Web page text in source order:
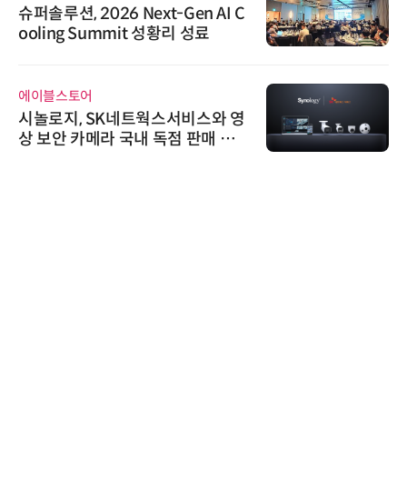
슈퍼솔루션, 2026 Next-Gen AI C
ooling Summit 성황리 성료
에이블스토어
시놀로지, SK네트웍스서비스와 영
상 보안 카메라 국내 독점 판매 파